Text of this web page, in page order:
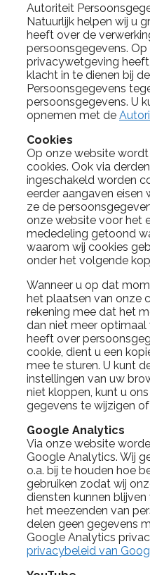
Autoriteit
Natuurlijk helpen wij u
heeft over de
persoonsgegevens.
privacywetgeving
klacht in te dienen bij
Persoonsgegevens
persoonsgegevens. U
opnemen met de
Cookies
Op onze website
cookies. Ook via
ingeschakeld worden
eerder aangaven eisen
ze de
onze website voor het
mededeling getoond
waarom wij cookies
onder het volgende
Wanneer u op dat
het plaatsen van onze
rekening mee dat het
dan niet meer optimaal
heeft over
cookie, dient u een
mee te sturen. U kunt
instellingen van uw
niet kloppen, kunt u
gegevens te wijzigen
Google Analytics
Via onze website
Google Analytics. Wij
o.a. bij te houden hoe
gebruiken zodat wij
diensten kunnen
het meezenden van
delen geen gegevens
Google Analytics
privacybeleid van